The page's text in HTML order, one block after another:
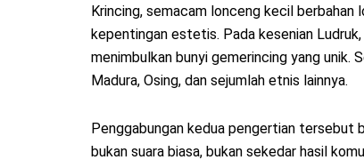
Krincing, semacam lonceng kecil berbahan
kepentingan estetis. Pada kesenian
menimbulkan bunyi gemerincing yang unik.
Madura, Osing, dan sejumlah etnis lainnya.
Penggabungan kedua pengertian tersebut
bukan suara biasa, bukan sekedar hasil